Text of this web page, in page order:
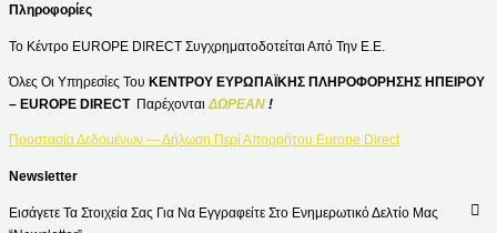
Πληροφορίες
Το Κέντρο EUROPE DIRECT Συγχρηματοδοτείται Από Την Ε.Ε.
Όλες Οι Υπηρεσίες Του ΚΕΝΤΡΟΥ ΕΥΡΩΠΑΪΚΗΣ ΠΛΗΡΟΦΟΡΗΣΗΣ ΗΠΕΙΡΟΥ
– EUROPE DIRECT Παρέχονται ΔΩΡΕΑΝ !
Προστασία Δεδομένων — Δήλωση Περί Απορρήτου Europe Direct
Newsletter
Εισάγετε Τα Στοιχεία Σας Για Να Εγγραφείτε Στο Ενημερωτικό Δελτίο Μας